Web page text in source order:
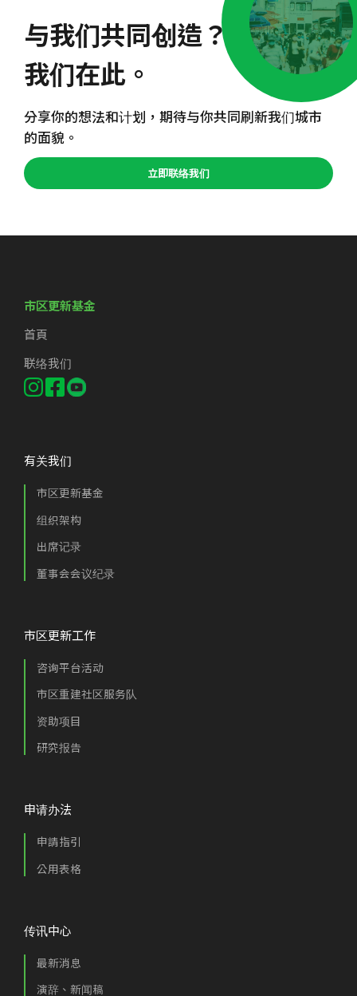
与我们共同创造？
我们在此。
分享你的想法和计划，期待与你共同刷新我们城市
的面貌。
立即联络我们
市区更新基金
首頁
联络我们
有关我们
市区更新基金
组织架构
出席记录
董事会会议纪录
市区更新工作
咨询平台活动
市区重建社区服务队
资助项目
研究报告
申请办法
申請指引
公用表格
传讯中心
最新消息
演辞、新闻稿